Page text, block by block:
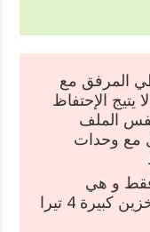
المرفق مع
يتيج الإحتفاظ
الملف
مع وحدات
فقط و هي
قصيرة لهارد بوحدة تخزين كبيرة 4 تيرا